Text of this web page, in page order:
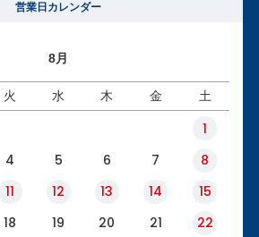
営業日カレンダー
8月
火 水 木 金 土
1
4 5 6 7
8
11 12 13 14
15
18 19 20 21
22